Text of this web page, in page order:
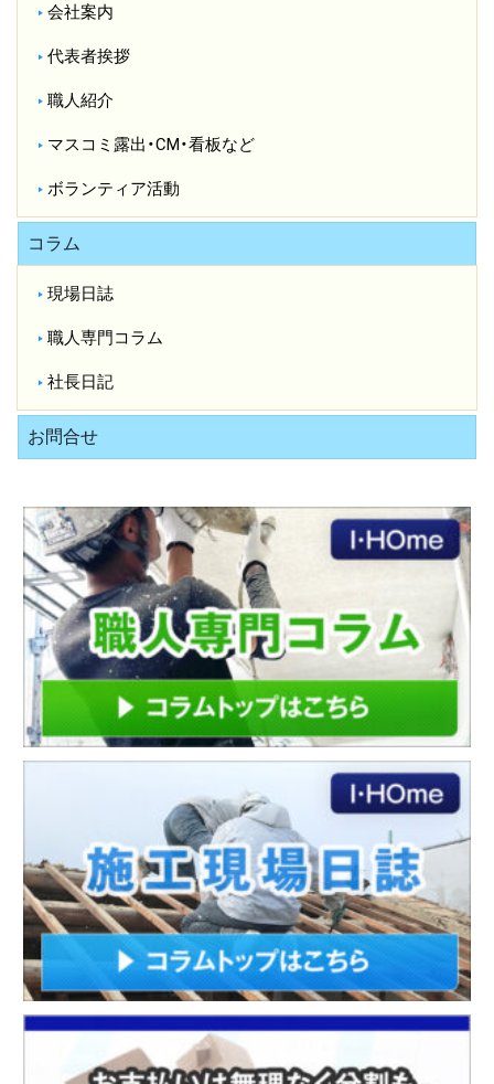
会社案内
代表者挨拶
職人紹介
マスコミ露出・CM・看板など
ボランティア活動
コラム
現場日誌
職人専門コラム
社長日記
お問合せ